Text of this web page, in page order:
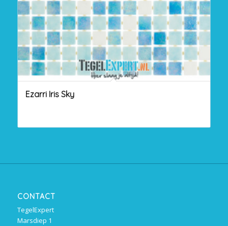
Ezarri Iris Sky
CONTACT
TegelExpert
Marsdiep 1